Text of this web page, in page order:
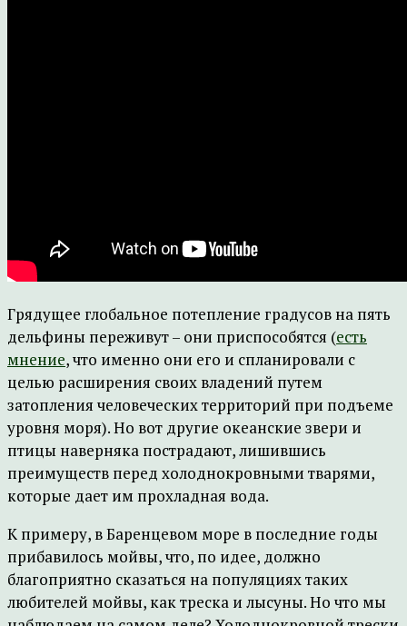
Грядущее глобальное потепление градусов на пять
дельфины переживут – они приспособятся (есть
мнение, что именно они его и спланировали с
целью расширения своих владений путем
затопления человеческих территорий при подъеме
уровня моря). Но вот другие океанские звери и
птицы наверняка пострадают, лишившись
преимуществ перед холоднокровными тварями,
которые дает им прохладная вода.
К примеру, в Баренцевом море в последние годы
прибавилось мойвы, что, по идее, должно
благоприятно сказаться на популяциях таких
любителей мойвы, как треска и лысуны. Но что мы